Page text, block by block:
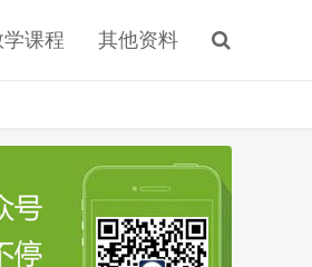
学课程 其他资料